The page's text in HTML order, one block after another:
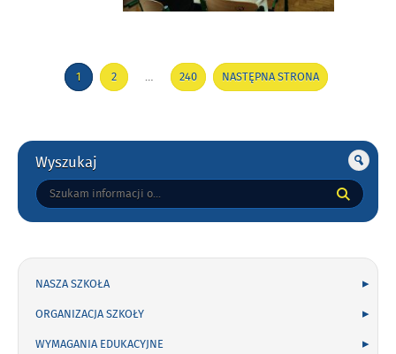
Stronicowanie
STRONA
1 STRONA
2 … STRONA
240 NASTĘPNA STRONA
Gorne
Wyszukaj
Tutaj
wpisz
NASZA SZKOŁA
ORGANIZACJA SZKOŁY
WYMAGANIA EDUKACYJNE